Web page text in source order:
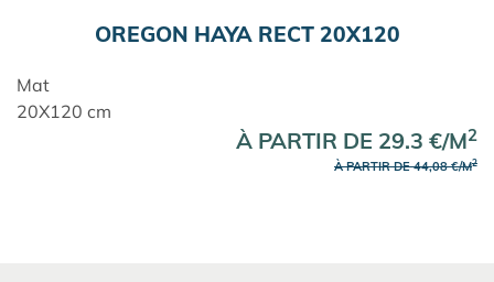
OREGON HAYA RECT 20X120
Mat
20X120 cm
À PARTIR DE 29.3 €/M2
À PARTIR DE 44,08 €/M2